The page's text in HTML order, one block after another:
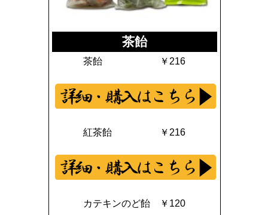
茶飴
茶飴 ￥216
紅茶飴 ￥216
カテキンのど飴 ￥120